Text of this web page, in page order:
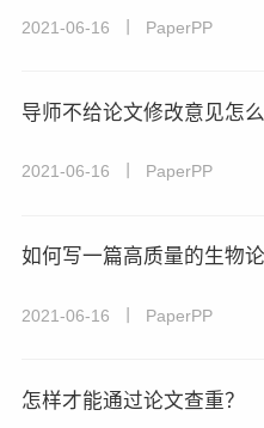
2021-06-16 丨 PaperPP
导师不给论文修改意见怎么
2021-06-16 丨 PaperPP
如何写一篇高质量的生物论
2021-06-16 丨 PaperPP
怎样才能通过论文查重？